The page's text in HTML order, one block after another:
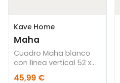
Kave Home
Maha
Cuadro Maha blanco
con línea vertical 52 x
72 cm
45,99 €